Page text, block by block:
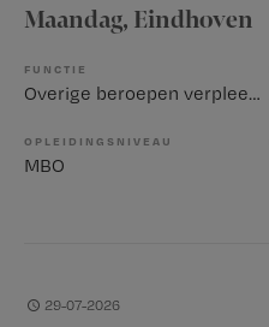
Maandag, Eindhoven
FUNCTIE
Overige beroepen verpleegkunde
OPLEIDINGSNIVEAU
MBO
29-07-2026